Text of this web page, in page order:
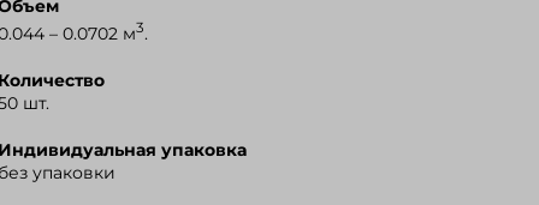
– 0.0702 м3.
шт.
упаковка
упаковки